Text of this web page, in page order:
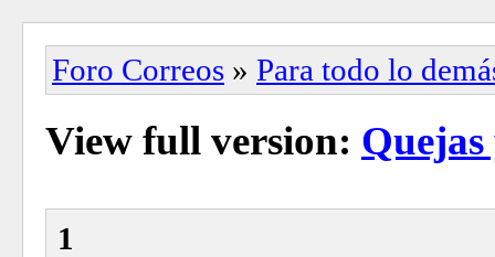
Foro Correos » Para todo lo
View full version: Quejas
1